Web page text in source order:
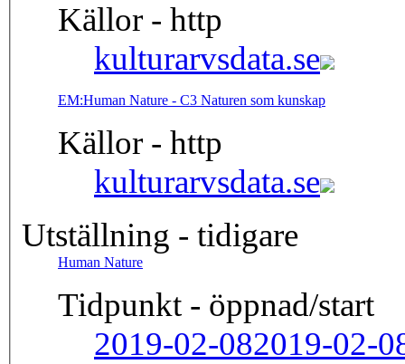
Källor - http
kulturarvsdata.se
EM:Human Nature - C3 Naturen som kunskap
Källor - http
kulturarvsdata.se
Utställning - tidigare
Human Nature
Tidpunkt - öppnad/start
2019-02-082019-02-